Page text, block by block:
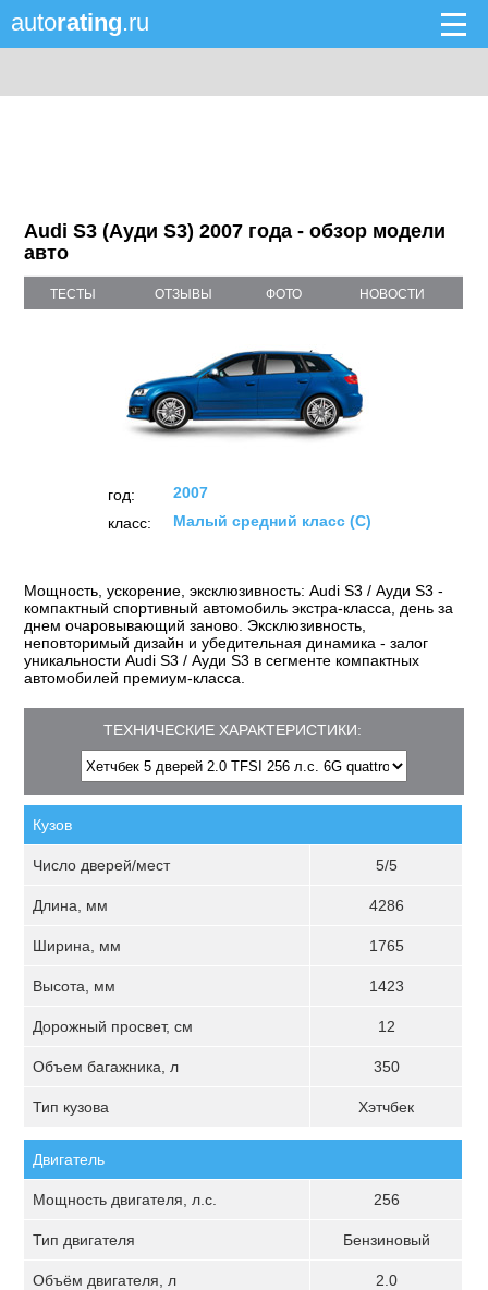
autorating.ru
Audi S3 (Ауди S3) 2007 года - обзор модели
авто
ТЕСТЫ ОТЗЫВЫ ФОТО НОВОСТИ
год:
2007
класс:
Малый средний класс (C)
Мощность, ускорение, эксклюзивность: Audi S3 / Ауди S3 -
компактный спортивный автомобиль экстра-класса, день за
днем очаровывающий заново. Эксклюзивность,
неповторимый дизайн и убедительная динамика - залог
уникальности Audi S3 / Ауди S3 в сегменте компактных
автомобилей премиум-класса.
ТЕХНИЧЕСКИЕ ХАРАКТЕРИСТИКИ:
Кузов
Число дверей/мест 5/5
Длина, мм 4286
Ширина, мм 1765
Высота, мм 1423
Дорожный просвет, см 12
Объем багажника, л 350
Тип кузова Хэтчбек
Двигатель
Мощность двигателя, л.с. 256
Тип двигателя Бензиновый
Объём двигателя, л 2.0